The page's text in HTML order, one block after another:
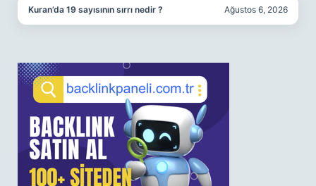
Kuran’da 19 sayısının sırrı nedir ? Ağustos 6, 2026